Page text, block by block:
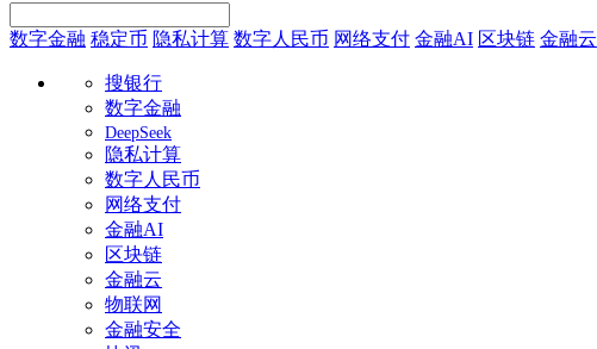
数字金融 稳定币 隐私计算 数字人民币 网络支付 金融AI 区块链 金融云
搜银行
数字金融
DeepSeek
隐私计算
数字人民币
网络支付
金融AI
区块链
金融云
物联网
金融安全